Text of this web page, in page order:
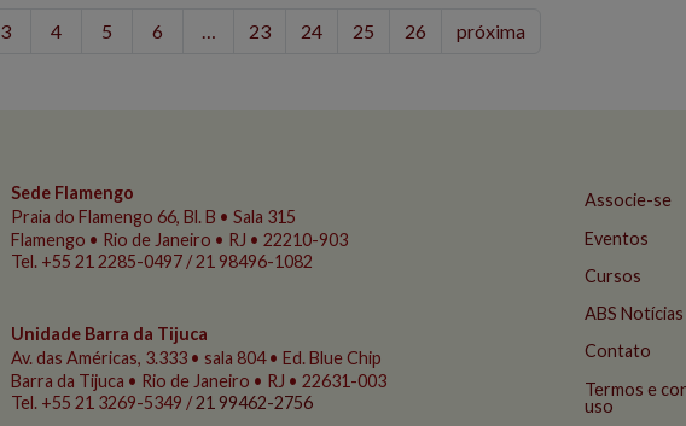
3 4 5 6 23 24 25 26 próxima
Sede Flamengo
Praia do Flamengo 66, Bl. B • Sala 315
Flamengo • Rio de Janeiro • RJ • 22210-903
Tel. +55 21 2285-0497 / 21 98496-1082
Unidade Barra da Tijuca
Av. das Américas, 3.333 • sala 804 • Ed. Blue Chip
Barra da Tijuca • Rio de Janeiro • RJ • 22631-003
Tel. +55 21 3269-5349 /21 99462-2756
Associe-se
Eventos
Cursos
ABS Notícias
Contato
Termos e
uso